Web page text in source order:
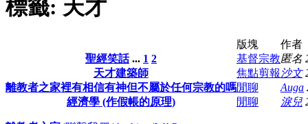
標籤: 天才
版塊
作者
聖經笑話 ... 1 2 基督宗教匿名
天才建築師
焦點剪報 沙文
離教者之家裡有相信有神但不屬於任何宗教的嗎閒聊 Auga
經濟學 (作假帳的原理)
閒聊 淚兒